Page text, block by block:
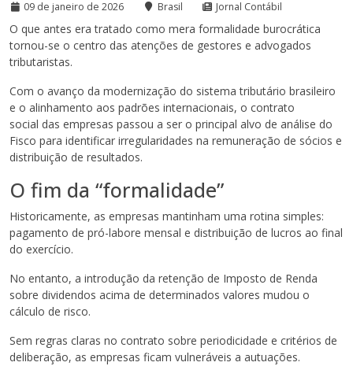
09 de janeiro de 2026 Brasil Jornal Contábil
O que antes era tratado como mera formalidade burocrática
tornou-se o centro das atenções de gestores e advogados
tributaristas.
Com o avanço da modernização do sistema tributário brasileiro
e o alinhamento aos padrões internacionais, o contrato
social das empresas passou a ser o principal alvo de análise do
Fisco para identificar irregularidades na remuneração de sócios e
distribuição de resultados.
O fim da “formalidade”
Historicamente, as empresas mantinham uma rotina simples:
pagamento de pró-labore mensal e distribuição de lucros ao final
do exercício.
No entanto, a introdução da retenção de Imposto de Renda
sobre dividendos acima de determinados valores mudou o
cálculo de risco.
Sem regras claras no contrato sobre periodicidade e critérios de
deliberação, as empresas ficam vulneráveis a autuações.